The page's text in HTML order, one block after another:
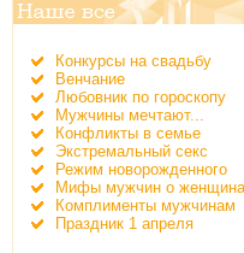
Конкурсы на свадьбу
Венчание
Любовник по гороскопу
Мужчины мечтают...
Конфликты в семье
Экстремальный секс
Режим новорожденного
Мифы мужчин о
Комплименты мужчинам
Праздник 1 апреля